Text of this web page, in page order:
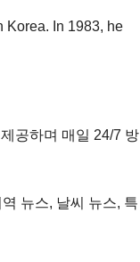
Korea. In 1983, he
공하며 매일 24/7 방
뉴스, 날씨 뉴스, 특